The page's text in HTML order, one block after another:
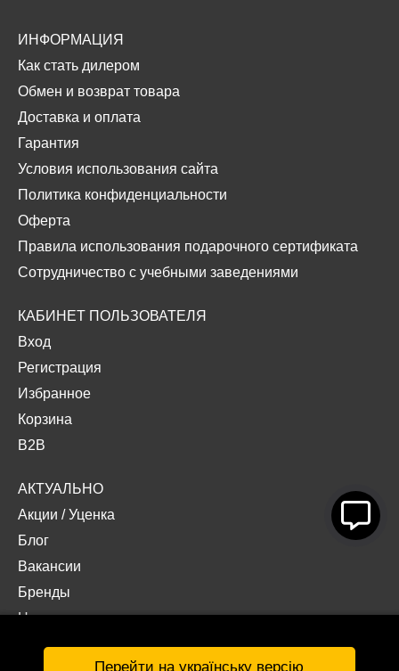
ИНФОРМАЦИЯ
Как стать дилером
Обмен и возврат товара
Доставка и оплата
Гарантия
Условия использования сайта
Политика конфиденциальности
Оферта
Правила использования подарочного сертификата
Сотрудничество с учебными заведениями
КАБИНЕТ ПОЛЬЗОВАТЕЛЯ
Вход
Регистрация
Избранное
Корзина
B2B
АКТУАЛЬНО
Акции /Уценка
Блог
Вакансии
Бренды
Наши проекты
Документы
Перейти на українську версію